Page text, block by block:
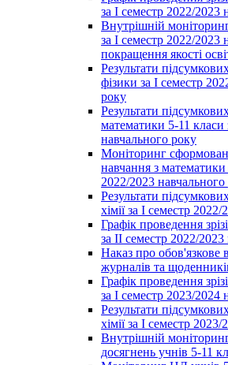
за І семестр 2022/2023
Внутрішній
за І семестр 2022/2023
покращення якості
Результати
фізики за І семестр
року
Результати
математики 5-11 класи
навчального року
Моніторинг
навчання з математики
2022/2023
Результати
хімії за І семестр
Графік проведення
за ІІ семестр 2022/2023
Наказ про обов'язкове
журналів та
Графік проведення
за І семестр 2023/2024
Результати
хімії за І семестр
Внутрішній
досягнень учнів 5-11